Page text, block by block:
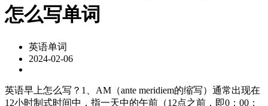
怎么写单词
英语单词
2024-02-06
英语早上怎么写？1、AM（ante meridiem的缩写）通常出现在
12小时制式时间中，指一天中的午前（12点之前，即0：00：